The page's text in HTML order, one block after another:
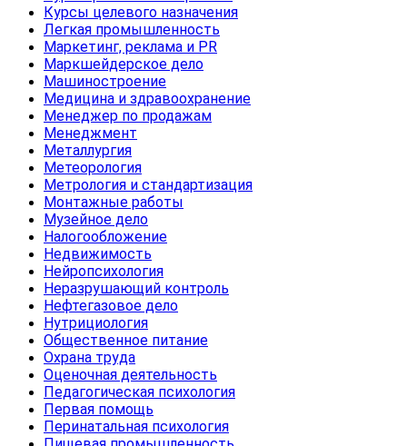
Курсы целевого назначения
Легкая промышленность
Маркетинг, реклама и PR
Маркшейдерское дело
Машиностроение
Медицина и здравоохранение
Менеджер по продажам
Менеджмент
Металлургия
Метеорология
Метрология и стандартизация
Монтажные работы
Музейное дело
Налогообложение
Недвижимость
Нейропсихология
Неразрушающий контроль
Нефтегазовое дело
Нутрициология
Общественное питание
Охрана труда
Оценочная деятельность
Педагогическая психология
Первая помощь
Перинатальная психология